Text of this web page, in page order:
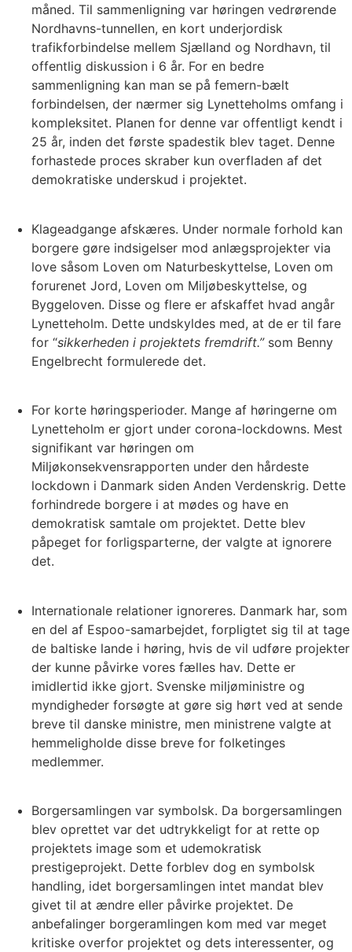
måned. Til sammenligning var høringen vedrørende
Nordhavns-tunnellen, en kort underjordisk
trafikforbindelse mellem Sjælland og Nordhavn, til
offentlig diskussion i 6 år. For en bedre
sammenligning kan man se på femern-bælt
forbindelsen, der nærmer sig Lynetteholms omfang i
kompleksitet. Planen for denne var offentligt kendt i
25 år, inden det første spadestik blev taget. Denne
forhastede proces skraber kun overfladen af det
demokratiske underskud i projektet.
Klageadgange afskæres. Under normale forhold kan
borgere gøre indsigelser mod anlægsprojekter via
love såsom Loven om Naturbeskyttelse, Loven om
forurenet Jord, Loven om Miljøbeskyttelse, og
Byggeloven. Disse og flere er afskaffet hvad angår
Lynetteholm. Dette undskyldes med, at de er til fare
for “sikkerheden i projektets fremdrift.”som Benny
Engelbrecht formulerede det.
For korte høringsperioder. Mange af høringerne om
Lynetteholm er gjort under corona-lockdowns. Mest
signifikant var høringen om
Miljøkonsekvensrapporten under den hårdeste
lockdown i Danmark siden Anden Verdenskrig. Dette
forhindrede borgere i at mødes og have en
demokratisk samtale om projektet. Dette blev
påpeget for forligsparterne, der valgte at ignorere
det.
Internationale relationer ignoreres. Danmark har, som
en del af Espoo-samarbejdet, forpligtet sig til at tage
de baltiske lande i høring, hvis de vil udføre projekter
der kunne påvirke vores fælles hav. Dette er
imidlertid ikke gjort. Svenske miljøministre og
myndigheder forsøgte at gøre sig hørt ved at sende
breve til danske ministre, men ministrene valgte at
hemmeligholde disse breve for folketinges
medlemmer.
Borgersamlingen var symbolsk. Da borgersamlingen
blev oprettet var det udtrykkeligt for at rette op
projektets image som et udemokratisk
prestigeprojekt. Dette forblev dog en symbolsk
handling, idet borgersamlingen intet mandat blev
givet til at ændre eller påvirke projektet. De
anbefalinger borgeramlingen kom med var meget
kritiske overfor projektet og dets interessenter, og